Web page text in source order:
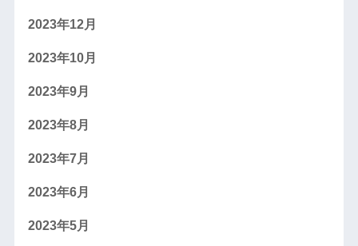
2023年12月
2023年10月
2023年9月
2023年8月
2023年7月
2023年6月
2023年5月